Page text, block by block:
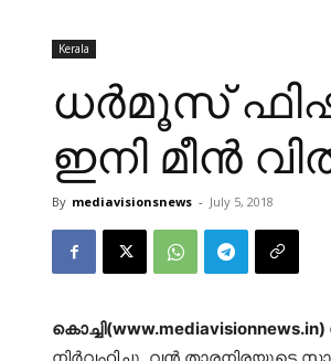
Kerala
ധര്‍മൂസ് ഫിഷ്
ഇനി മീന്‍
By mediavisionsnews - July 5, 2018